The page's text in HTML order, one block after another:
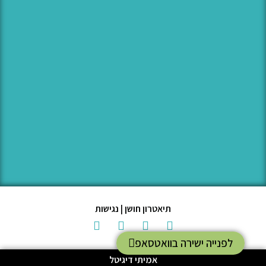
לפנייה ישירה בוואטסאפ
תיאטרון חושן | נגישות
אמיתי דיגיטל